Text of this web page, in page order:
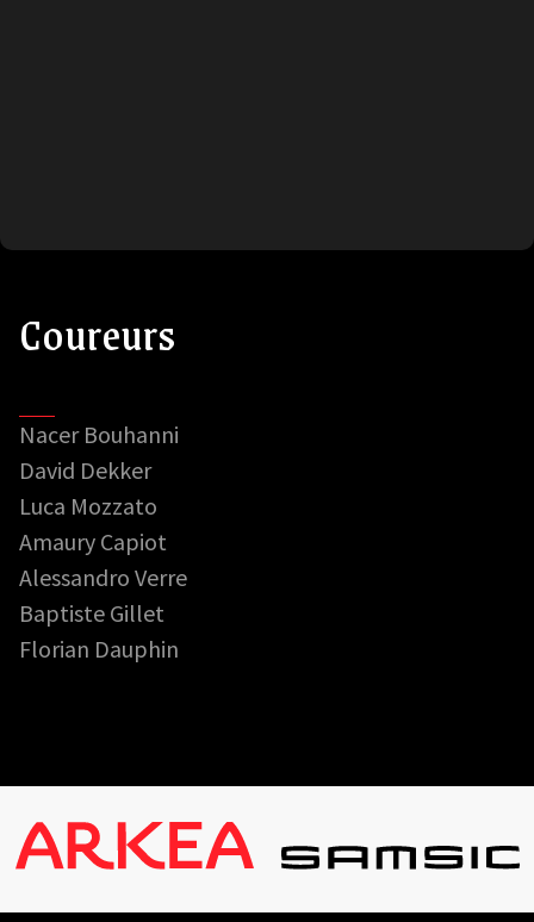
Coureurs
Nacer Bouhanni
David Dekker
Luca Mozzato
Amaury Capiot
Alessandro Verre
Baptiste Gillet
Florian Dauphin